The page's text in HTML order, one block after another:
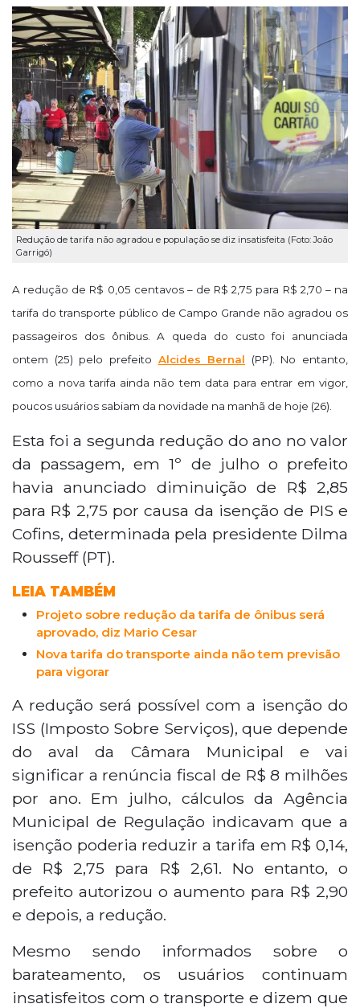
Redução de tarifa não agradou e população se diz insatisfeita (Foto: João
Garrigó)
A redução de R$ 0,05 centavos – de R$ 2,75 para R$ 2,70 – na
tarifa do transporte público de Campo Grande não agradou os
passageiros dos ônibus. A queda do custo foi anunciada
ontem (25) pelo prefeito Alcides Bernal (PP). No entanto,
como a nova tarifa ainda não tem data para entrar em vigor,
poucos usuários sabiam da novidade na manhã de hoje (26).
Esta foi a segunda redução do ano no valor
da passagem, em 1º de julho o prefeito
havia anunciado diminuição de R$ 2,85
para R$ 2,75 por causa da isenção de PIS e
Cofins, determinada pela presidente Dilma
Rousseff (PT).
LEIA TAMBÉM
Projeto sobre redução da tarifa de ônibus será
aprovado, diz Mario Cesar
Nova tarifa do transporte ainda não tem previsão
para vigorar
A redução será possível com a isenção do
ISS (Imposto Sobre Serviços), que depende
do aval da Câmara Municipal e vai
significar a renúncia fiscal de R$ 8 milhões
por ano. Em julho, cálculos da Agência
Municipal de Regulação indicavam que a
isenção poderia reduzir a tarifa em R$ 0,14,
de R$ 2,75 para R$ 2,61. No entanto, o
prefeito autorizou o aumento para R$ 2,90
e depois, a redução.
Mesmo sendo informados sobre o
barateamento, os usuários continuam
insatisfeitos com o transporte e dizem que